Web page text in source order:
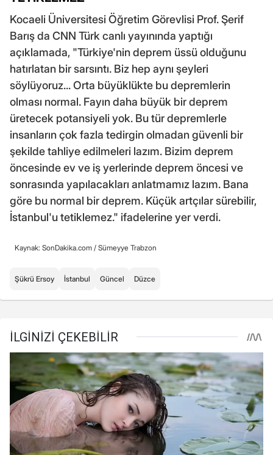
Kocaeli Üniversitesi Öğretim Görevlisi Prof. Şerif
Barış da CNN Türk canlı yayınında yaptığı
açıklamada, "Türkiye'nin deprem üssü olduğunu
hatırlatan bir sarsıntı. Biz hep aynı şeyleri
söylüyoruz... Orta büyüklükte bu depremlerin
olması normal. Fayın daha büyük bir deprem
üretecek potansiyeli yok. Bu tür depremlerle
insanların çok fazla tedirgin olmadan güvenli bir
şekilde tahliye edilmeleri lazım. Bizim deprem
öncesinde ev ve iş yerlerinde deprem öncesi ve
sonrasında yapılacakları anlatmamız lazım. Bana
göre bu normal bir deprem. Küçük artçılar sürebilir,
İstanbul'u tetiklemez." ifadelerine yer verdi.
Kaynak: SonDakika.com / Sümeyye Trabzon
Şükrü Ersoy İstanbul Güncel Düzce